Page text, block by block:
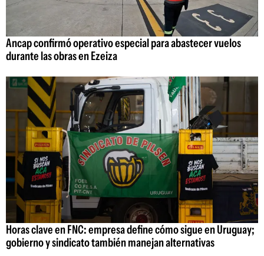
Ancap confirmó operativo especial para abastecer vuelos
durante las obras en Ezeiza
Horas clave en FNC: empresa define cómo sigue en Uruguay;
gobierno y sindicato también manejan alternativas